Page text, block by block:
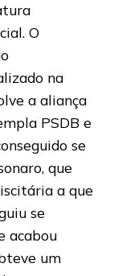
O
na
a aliança
PSDB e
se
que
a que
se
acabou
um